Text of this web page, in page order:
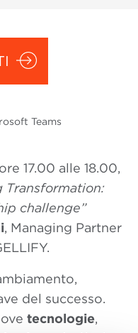
Teams
17.00 alle 18.00,
Transformation:
challenge”
, Managing Partner
del successo.
tecnologie,